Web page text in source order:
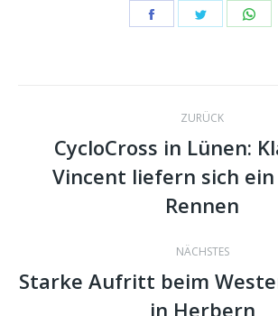
Share
Share
ZURÜCK
Beitrag:
CycloCross in Lünen:
Vincent liefern sich
Rennen
NÄCHSTES
Nächster
Starke Aufritt beim
in Herbern